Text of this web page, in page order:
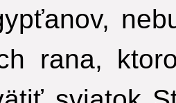
rana,